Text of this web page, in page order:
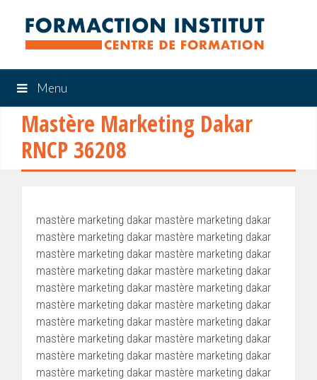
Menu
Mastère Marketing Dakar
RNCP 36208
mastère marketing dakar mastère marketing dakar
mastère marketing dakar mastère marketing dakar
mastère marketing dakar mastère marketing dakar
mastère marketing dakar mastère marketing dakar
mastère marketing dakar mastère marketing dakar
mastère marketing dakar mastère marketing dakar
mastère marketing dakar mastère marketing dakar
mastère marketing dakar mastère marketing dakar
mastère marketing dakar mastère marketing dakar
mastère marketing dakar mastère marketing dakar